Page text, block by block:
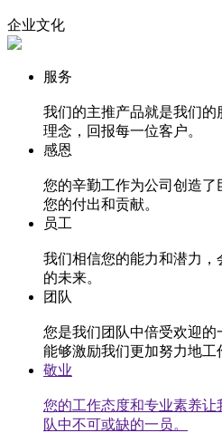
企业文化
服务
我们的主推产品就是我们
理念，回报每一位客户。
感恩
您的辛勤工作为公司创造
您的付出和贡献。
员工
我们相信您的能力和潜力
的未来。
团队
您是我们团队中倍受欢迎
能够激励我们更加努力地工
敬业
您的工作态度和专业素养让
队中不可或缺的一员。